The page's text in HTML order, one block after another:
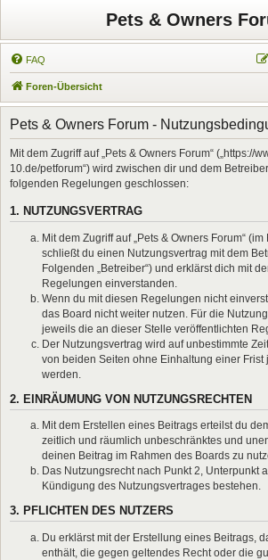
Pets & Owners
FAQ
Foren-Übersicht
Pets & Owners Forum -
Mit dem Zugriff auf „Pets & Owners Forum“ („https://
10.de/petforum“) wird zwischen dir und dem
folgenden Regelungen geschlossen:
1. NUTZUNGSVERTRAG
Mit dem Zugriff auf „Pets & Owners Forum“
schließt du einen Nutzungsvertrag mit dem
Folgenden „Betreiber“) und erklärst dich mit
Regelungen einverstanden.
Wenn du mit diesen Regelungen nicht
das Board nicht weiter nutzen. Für die
jeweils die an dieser Stelle veröffentlichten
Der Nutzungsvertrag wird auf unbestimmte
von beiden Seiten ohne Einhaltung einer Frist
werden.
2. EINRÄUMUNG VON NUTZUNGSRECHTEN
Mit dem Erstellen eines Beitrags erteilst du
zeitlich und räumlich unbeschränktes und
deinen Beitrag im Rahmen des Boards zu
Das Nutzungsrecht nach Punkt 2, Unterpunkt
Kündigung des Nutzungsvertrages bestehen.
3. PFLICHTEN DES NUTZERS
Du erklärst mit der Erstellung eines Beitrags,
enthält, die gegen geltendes Recht oder die